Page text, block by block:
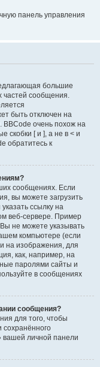
панель управления
большие
сообщения.
быть отключен на
очень похож на
скобки [ и ], а не в < и
обратитесь к
сообщениях. Если
вы можете загрузить
ссылку на
веб-сервере. Пример
не можете указывать
компьютере (если
на изображения, для
как, например, на
паролями сайты и
в сообщениях
сообщения?
для того, чтобы
сохранённого
вашей личной панели